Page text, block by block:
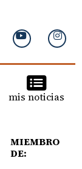
mis noticias
MIEMBRO
DE: